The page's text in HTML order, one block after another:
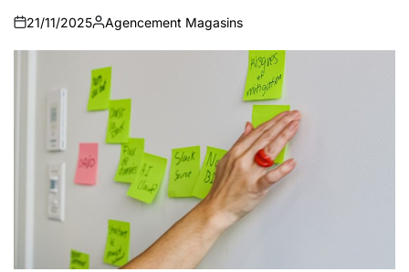
on
21/11/2025
Auteur
Agencement Magasins